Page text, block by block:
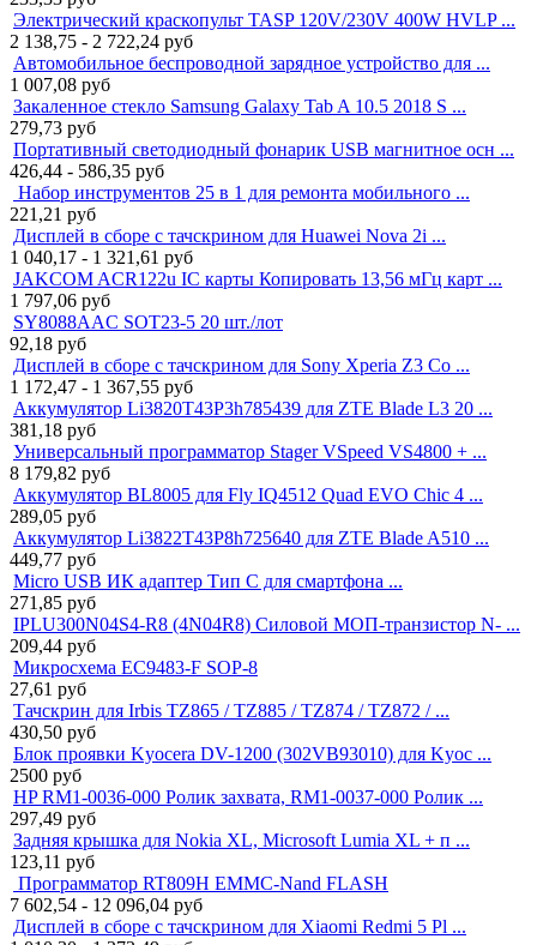
Электрический краскопульт TASP 120V/230V 400W HVLP ...
2 138,75 - 2 722,24 руб
Автомобильное беспроводной зарядное устройство для ...
1 007,08 руб
Закаленное стекло Samsung Galaxy Tab A 10.5 2018 S ...
279,73 руб
Портативный светодиодный фонарик USB магнитное осн ...
426,44 - 586,35 руб
Набор инструментов 25 в 1 для ремонта мобильного ...
221,21 руб
Дисплей в сборе с тачскрином для Huawei Nova 2i ...
1 040,17 - 1 321,61 руб
JAKCOM ACR122u IC карты Копировать 13,56 мГц карт ...
1 797,06 руб
SY8088AAC SOT23-5 20 шт./лот
92,18 руб
Дисплей в сборе с тачскрином для Sony Xperia Z3 Co ...
1 172,47 - 1 367,55 руб
Аккумулятор Li3820T43P3h785439 для ZTE Blade L3 20 ...
381,18 руб
Универсальный программатор Stager VSpeed VS4800 + ...
8 179,82 руб
Аккумулятор BL8005 для Fly IQ4512 Quad EVO Chic 4 ...
289,05 руб
Аккумулятор Li3822T43P8h725640 для ZTE Blade A510 ...
449,77 руб
Micro USB ИК адаптер Тип C для смартфона ...
271,85 руб
IPLU300N04S4-R8 (4N04R8) Силовой МОП-транзистор N- ...
209,44 руб
Микросхема EC9483-F SOP-8
27,61 руб
Тачскрин для Irbis TZ865 / TZ885 / TZ874 / TZ872 / ...
430,50 руб
Блок проявки Kyocera DV-1200 (302VB93010) для Kyoc ...
2500 руб
HP RM1-0036-000 Ролик захвата, RM1-0037-000 Ролик ...
297,49 руб
Задняя крышка для Nokia XL, Microsoft Lumia XL + п ...
123,11 руб
Программатор RT809H EMMC-Nand FLASH
7 602,54 - 12 096,04 руб
Дисплей в сборе с тачскрином для Xiaomi Redmi 5 Pl ...